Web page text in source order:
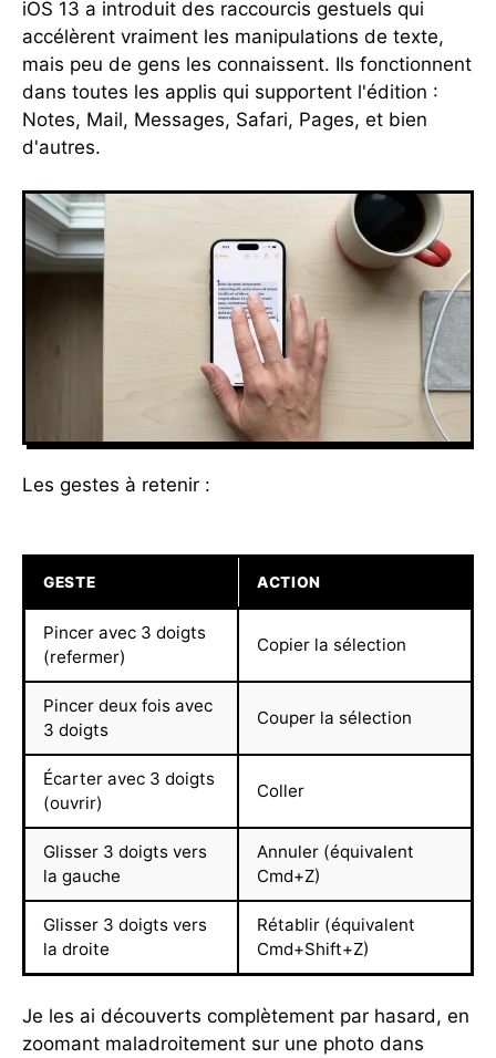
iOS 13 a introduit des raccourcis gestuels qui
accélèrent vraiment les manipulations de texte,
mais peu de gens les connaissent. Ils fonctionnent
dans toutes les applis qui supportent l'édition :
Notes, Mail, Messages, Safari, Pages, et bien
d'autres.
Les gestes à retenir :
GESTE ACTION
Pincer avec 3 doigts
(refermer)
Copier la sélection
Pincer deux fois avec
3 doigts
Couper la sélection
Écarter avec 3 doigts
(ouvrir)
Coller
Glisser 3 doigts vers
la gauche
Annuler (équivalent
Cmd+Z)
Glisser 3 doigts vers
la droite
Rétablir (équivalent
Cmd+Shift+Z)
Je les ai découverts complètement par hasard, en
zoomant maladroitement sur une photo dans